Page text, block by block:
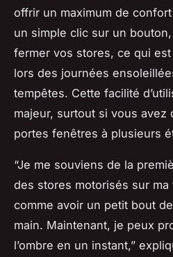
offrir un maximum de
un simple clic sur un
fermer vos stores, ce qui
lors des journées
tempêtes. Cette facilité
majeur, surtout si vous
portes fenêtres à plusieurs
“Je me souviens de la
des stores motorisés sur ma
comme avoir un petit bout
main. Maintenant, je peux
l’ombre en un instant,”